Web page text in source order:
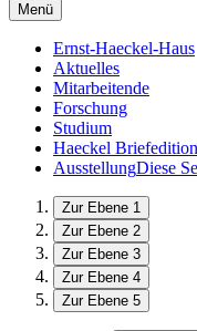
Menü
Ernst-Haeckel-Haus
Aktuelles
Mitarbeitende
Forschung
Studium
Haeckel Briefedition
AusstellungDiese
Zur Ebene 1
Zur Ebene 2
Zur Ebene 3
Zur Ebene 4
Zur Ebene 5